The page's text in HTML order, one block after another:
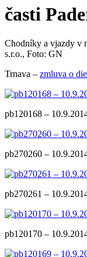
časti
Chodníky a vjazdy v
s.r.o., Foto: GN
Trnava – zmluva o
pb120168 –
pb270260 –
pb270261 –
pb120170 –